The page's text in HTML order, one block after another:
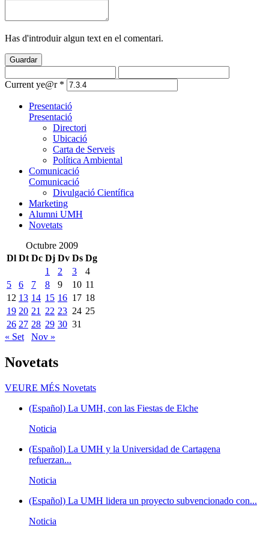
Has d'introduir algun text en el comentari.
Guardar
Current ye@r *
Presentació
Presentació
Directori
Ubicació
Carta de Serveis
Política Ambiental
Comunicació
Comunicació
Divulgació Científica
Marketing
Alumni UMH
Novetats
Octubre 2009
Dl Dt Dc Dj Dv Ds Dg
1
2 3
4
5
6 7 8 9 10 11
12 13 14 15 16 17 18
19 20 21 22 23 24 25
26 27 28 29 30 31
« Set
Nov »
Novetats
VEURE MÉS Novetats
(Español) La UMH, con las Fiestas de Elche
Noticia
(Español) La UMH y la Universidad de Cartagena
refuerzan...
Noticia
(Español) La UMH lidera un proyecto subvencionado con...
Noticia